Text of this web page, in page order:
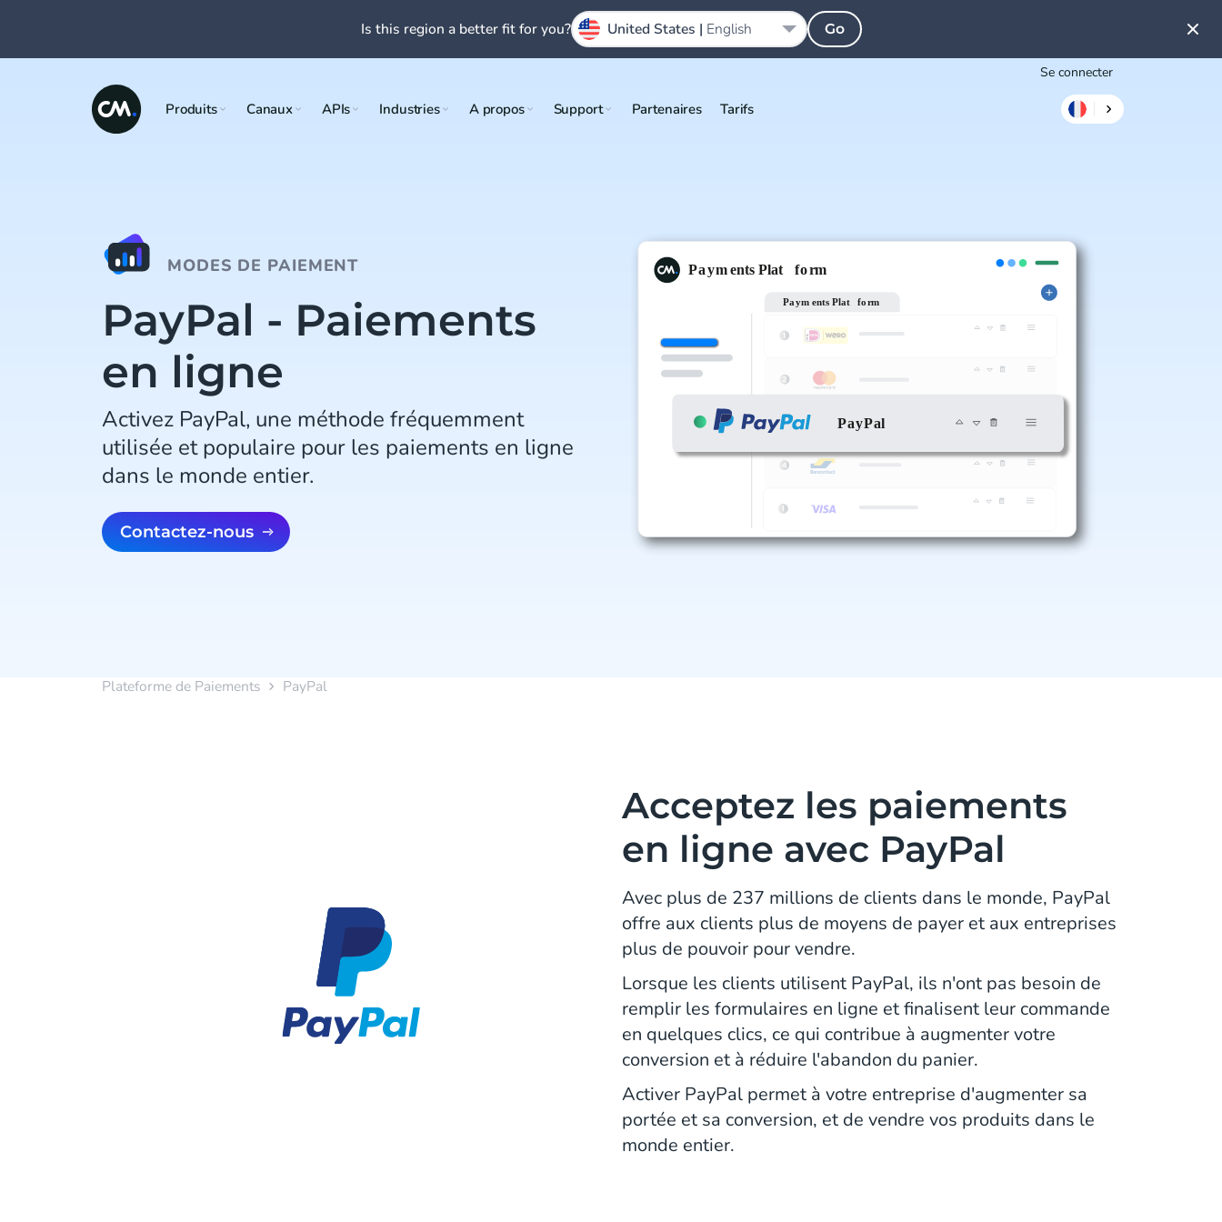
Se connecter
Produits Canaux APIs Industries A propos Support Partenaires Tarifs
MODES DE PAIEMENT
PayPal - Paiements
en ligne
Activez PayPal, une méthode fréquemment
utilisée et populaire pour les paiements en ligne
dans le monde entier.
Contactez-nous
Plateforme de Paiements PayPal
Acceptez les paiements
en ligne avec PayPal
Avec plus de 237 millions de clients dans le monde, PayPal
offre aux clients plus de moyens de payer et aux entreprises
plus de pouvoir pour vendre.
Lorsque les clients utilisent PayPal, ils n'ont pas besoin de
remplir les formulaires en ligne et finalisent leur commande
en quelques clics, ce qui contribue à augmenter votre
conversion et à réduire l'abandon du panier.
Activer PayPal permet à votre entreprise d'augmenter sa
portée et sa conversion, et de vendre vos produits dans le
monde entier.
Is this region a better fit for you? United States | English Go